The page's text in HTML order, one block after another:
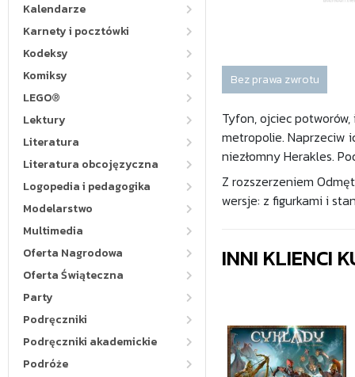
Kalendarze
Karnety i pocztówki
Kodeksy
Komiksy
LEGO®
Lektury
Literatura
Literatura obcojęzyczna
Logopedia i pedagogika
Modelarstwo
Multimedia
Oferta Nagrodowa
Oferta Świąteczna
Party
Podręczniki
Podręczniki akademickie
Podróże
Bez prawa zwrotu
Tyfon, ojciec
metropolie. Naprzeciw
niezłomny Herakles.
Z rozszerzeniem
wersje: z figurkami i
INNI KLIENCI